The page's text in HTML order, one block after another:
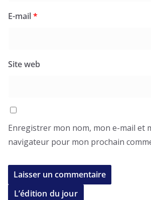
E-mail*
Site web
Enregistrer mon nom, mon e-mail et
navigateur pour mon prochain
L’édition du jour